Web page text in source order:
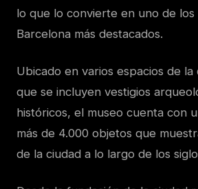
lo que lo convierte en uno de los
Barcelona más destacados.
Ubicado en varios espacios de
que se incluyen vestigios
históricos, el museo cuenta con
más de 4.000 objetos que
de la ciudad a lo largo de los